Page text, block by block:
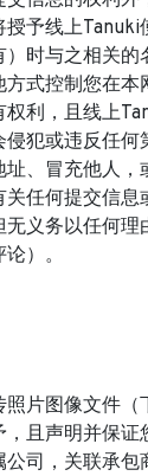
予线上
时与之相关
式控制您在本
利，且线上
犯或违反任何
、冒充他人，
关任何提交信息
无义务以任何
）。
片图像文件（
且声明并保证
司，关联承包